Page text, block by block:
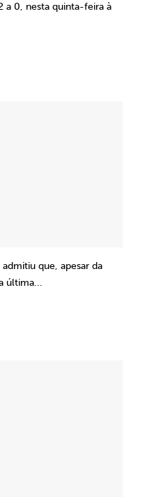
a 0, nesta quinta-feira à
que, apesar da
última...